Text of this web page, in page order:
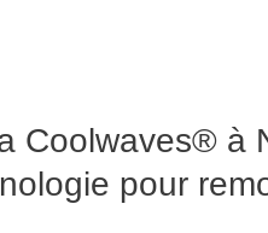
Coolwaves® à
pour